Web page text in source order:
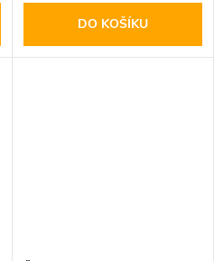
DO KOŠÍKU